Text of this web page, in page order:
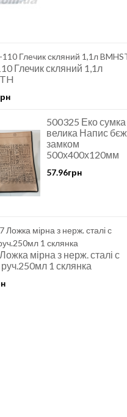
Глечик скляний 1,1л
500325 Еко сумка
велика Напис
замком
500х400х120мм
57.96грн
мірна з нерж. сталі с
1 склянка